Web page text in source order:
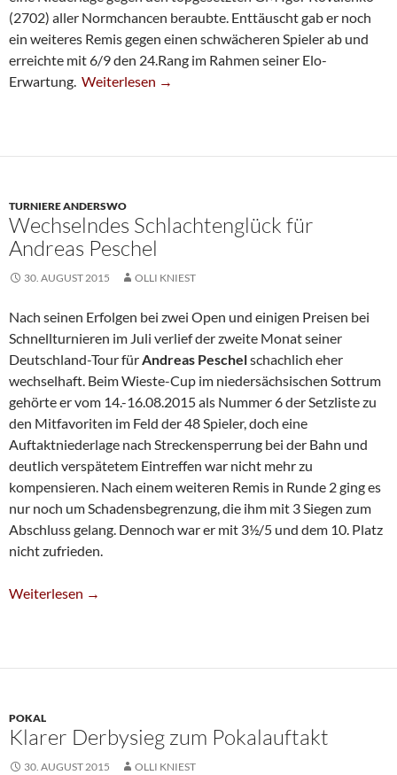
(2702) aller Normchancen beraubte. Enttäuscht gab er noch
ein weiteres Remis gegen einen schwächeren Spieler ab und
erreichte mit 6/9 den 24.Rang im Rahmen seiner Elo-
Erwartung. Solinger Normenjäger Ohne Fortune
Weiterlesen →
TURNIERE ANDERSWO
Wechselndes Schlachtenglück für
Andreas Peschel
30. AUGUST 2015 OLLI KNIEST
Nach seinen Erfolgen bei zwei Open und einigen Preisen bei
Schnellturnieren im Juli verlief der zweite Monat seiner
Deutschland-Tour fürAndreas Peschelschachlich eher
wechselhaft. Beim Wieste-Cup im niedersächsischen Sottrum
gehörte er vom 14.-16.08.2015 als Nummer 6 der Setzliste zu
den Mitfavoriten im Feld der 48 Spieler, doch eine
Auftaktniederlage nach Streckensperrung bei der Bahn und
deutlich verspätetem Eintreffen war nicht mehr zu
kompensieren. Nach einem weiteren Remis in Runde 2 ging es
nur noch um Schadensbegrenzung, die ihm mit 3 Siegen zum
Abschluss gelang. Dennoch war er mit 3½/5 und dem 10. Platz
nicht zufrieden.
Wechselndes Schlachtenglück Für Andreas Peschel
Weiterlesen →
POKAL
Klarer Derbysieg zum Pokalauftakt
30. AUGUST 2015 OLLI KNIEST